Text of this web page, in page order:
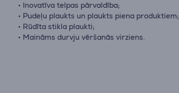
• Inovatīva telpas pārvaldība;
• Pudeļu plaukts un plaukts piena produktiem;
• Rūdīta stikla plaukti;
• Maināms durvju vēršanās virziens.